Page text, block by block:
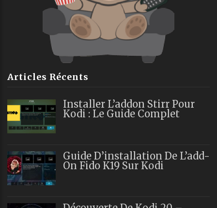
Articles Récents
Installer L’addon Stirr Pour
Kodi : Le Guide Complet
Guide D’installation De L’add-
On Fido K19 Sur Kodi